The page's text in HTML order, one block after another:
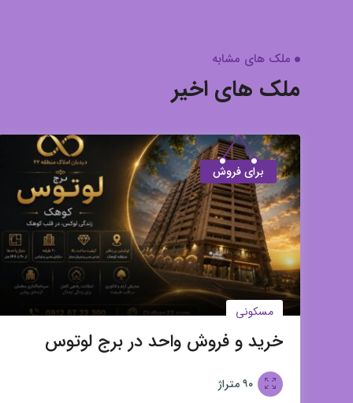
ملک ها
ملک های مشابه
ملک های اخیر
برای فروش
مسکونی
خرید و فروش واحد در برج لوتوس
کوهک
۹۰متراژ